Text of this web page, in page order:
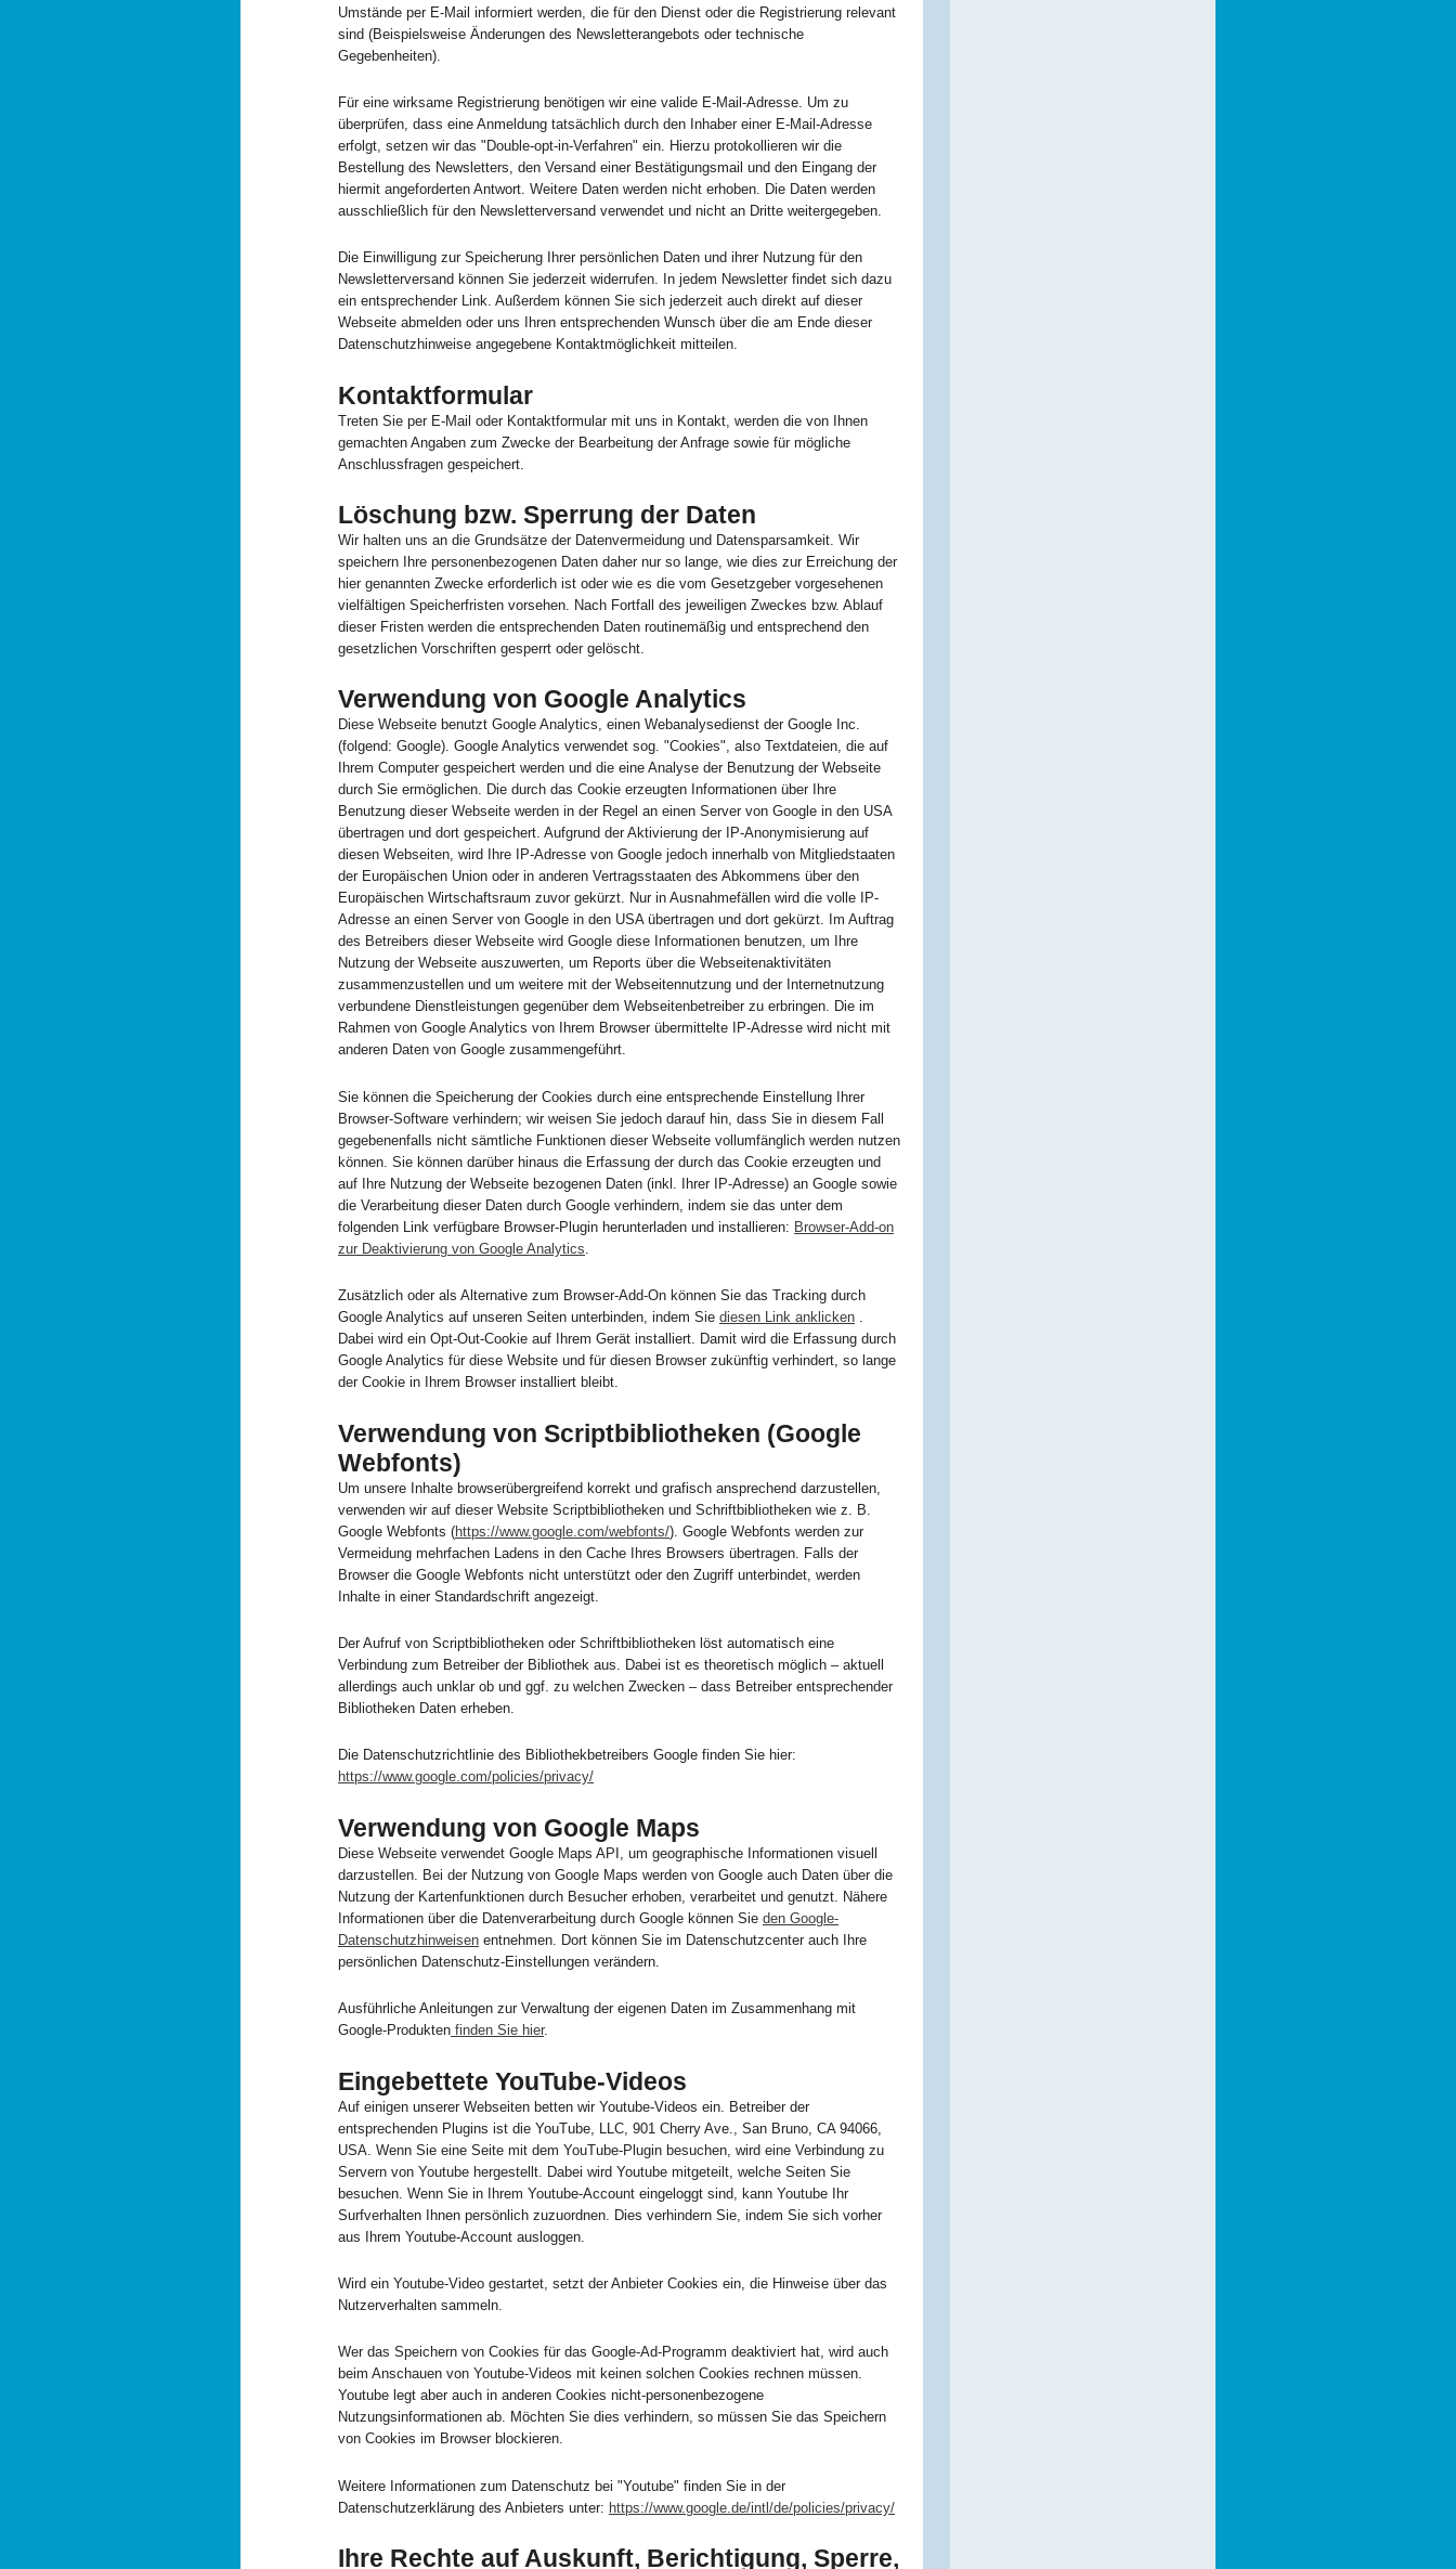
Umstände per E-Mail informiert werden, die für den Dienst oder die Registrierung relevant
sind (Beispielsweise Änderungen des Newsletterangebots oder technische
Gegebenheiten).
Für eine wirksame Registrierung benötigen wir eine valide E-Mail-Adresse. Um zu
überprüfen, dass eine Anmeldung tatsächlich durch den Inhaber einer E-Mail-Adresse
erfolgt, setzen wir das "Double-opt-in-Verfahren" ein. Hierzu protokollieren wir die
Bestellung des Newsletters, den Versand einer Bestätigungsmail und den Eingang der
hiermit angeforderten Antwort. Weitere Daten werden nicht erhoben. Die Daten werden
ausschließlich für den Newsletterversand verwendet und nicht an Dritte weitergegeben.
Die Einwilligung zur Speicherung Ihrer persönlichen Daten und ihrer Nutzung für den
Newsletterversand können Sie jederzeit widerrufen. In jedem Newsletter findet sich dazu
ein entsprechender Link. Außerdem können Sie sich jederzeit auch direkt auf dieser
Webseite abmelden oder uns Ihren entsprechenden Wunsch über die am Ende dieser
Datenschutzhinweise angegebene Kontaktmöglichkeit mitteilen.
Kontaktformular
Treten Sie per E-Mail oder Kontaktformular mit uns in Kontakt, werden die von Ihnen
gemachten Angaben zum Zwecke der Bearbeitung der Anfrage sowie für mögliche
Anschlussfragen gespeichert.
Löschung bzw. Sperrung der Daten
Wir halten uns an die Grundsätze der Datenvermeidung und Datensparsamkeit. Wir
speichern Ihre personenbezogenen Daten daher nur so lange, wie dies zur Erreichung der
hier genannten Zwecke erforderlich ist oder wie es die vom Gesetzgeber vorgesehenen
vielfältigen Speicherfristen vorsehen. Nach Fortfall des jeweiligen Zweckes bzw. Ablauf
dieser Fristen werden die entsprechenden Daten routinemäßig und entsprechend den
gesetzlichen Vorschriften gesperrt oder gelöscht.
Verwendung von Google Analytics
Diese Webseite benutzt Google Analytics, einen Webanalysedienst der Google Inc.
(folgend: Google). Google Analytics verwendet sog. "Cookies", also Textdateien, die auf
Ihrem Computer gespeichert werden und die eine Analyse der Benutzung der Webseite
durch Sie ermöglichen. Die durch das Cookie erzeugten Informationen über Ihre
Benutzung dieser Webseite werden in der Regel an einen Server von Google in den USA
übertragen und dort gespeichert. Aufgrund der Aktivierung der IP-Anonymisierung auf
diesen Webseiten, wird Ihre IP-Adresse von Google jedoch innerhalb von Mitgliedstaaten
der Europäischen Union oder in anderen Vertragsstaaten des Abkommens über den
Europäischen Wirtschaftsraum zuvor gekürzt. Nur in Ausnahmefällen wird die volle IP-
Adresse an einen Server von Google in den USA übertragen und dort gekürzt. Im Auftrag
des Betreibers dieser Webseite wird Google diese Informationen benutzen, um Ihre
Nutzung der Webseite auszuwerten, um Reports über die Webseitenaktivitäten
zusammenzustellen und um weitere mit der Webseitennutzung und der Internetnutzung
verbundene Dienstleistungen gegenüber dem Webseitenbetreiber zu erbringen. Die im
Rahmen von Google Analytics von Ihrem Browser übermittelte IP-Adresse wird nicht mit
anderen Daten von Google zusammengeführt.
Sie können die Speicherung der Cookies durch eine entsprechende Einstellung Ihrer
Browser-Software verhindern; wir weisen Sie jedoch darauf hin, dass Sie in diesem Fall
gegebenenfalls nicht sämtliche Funktionen dieser Webseite vollumfänglich werden nutzen
können. Sie können darüber hinaus die Erfassung der durch das Cookie erzeugten und
auf Ihre Nutzung der Webseite bezogenen Daten (inkl. Ihrer IP-Adresse) an Google sowie
die Verarbeitung dieser Daten durch Google verhindern, indem sie das unter dem
folgenden Link verfügbare Browser-Plugin herunterladen und installieren: Browser-Add-on
zur Deaktivierung von Google Analytics
Zusätzlich oder als Alternative zum Browser-Add-On können Sie das Tracking durch
Google Analytics auf unseren Seiten unterbinden, indem Sie diesen Link anklicken .
Dabei wird ein Opt-Out-Cookie auf Ihrem Gerät installiert. Damit wird die Erfassung durch
Google Analytics für diese Website und für diesen Browser zukünftig verhindert, so lange
der Cookie in Ihrem Browser installiert bleibt.
Verwendung von Scriptbibliotheken (Google
Webfonts)
Um unsere Inhalte browserübergreifend korrekt und grafisch ansprechend darzustellen,
verwenden wir auf dieser Website Scriptbibliotheken und Schriftbibliotheken wie z. B.
Google Webfonts (https://www.google.com/webfonts/). Google Webfonts werden zur
Vermeidung mehrfachen Ladens in den Cache Ihres Browsers übertragen. Falls der
Browser die Google Webfonts nicht unterstützt oder den Zugriff unterbindet, werden
Inhalte in einer Standardschrift angezeigt.
Der Aufruf von Scriptbibliotheken oder Schriftbibliotheken löst automatisch eine
Verbindung zum Betreiber der Bibliothek aus. Dabei ist es theoretisch möglich – aktuell
allerdings auch unklar ob und ggf. zu welchen Zwecken – dass Betreiber entsprechender
Bibliotheken Daten erheben.
Die Datenschutzrichtlinie des Bibliothekbetreibers Google finden Sie hier:
https://www.google.com/policies/privacy/
Verwendung von Google Maps
Diese Webseite verwendet Google Maps API, um geographische Informationen visuell
darzustellen. Bei der Nutzung von Google Maps werden von Google auch Daten über die
Nutzung der Kartenfunktionen durch Besucher erhoben, verarbeitet und genutzt. Nähere
Informationen über die Datenverarbeitung durch Google können Sie den Google-
Datenschutzhinweisen entnehmen. Dort können Sie im Datenschutzcenter auch Ihre
persönlichen Datenschutz-Einstellungen verändern.
Ausführliche Anleitungen zur Verwaltung der eigenen Daten im Zusammenhang mit
Google-Produkten finden Sie hier.
Eingebettete YouTube-Videos
Auf einigen unserer Webseiten betten wir Youtube-Videos ein. Betreiber der
entsprechenden Plugins ist die YouTube, LLC, 901 Cherry Ave., San Bruno, CA 94066,
USA. Wenn Sie eine Seite mit dem YouTube-Plugin besuchen, wird eine Verbindung zu
Servern von Youtube hergestellt. Dabei wird Youtube mitgeteilt, welche Seiten Sie
besuchen. Wenn Sie in Ihrem Youtube-Account eingeloggt sind, kann Youtube Ihr
Surfverhalten Ihnen persönlich zuzuordnen. Dies verhindern Sie, indem Sie sich vorher
aus Ihrem Youtube-Account ausloggen.
Wird ein Youtube-Video gestartet, setzt der Anbieter Cookies ein, die Hinweise über das
Nutzerverhalten sammeln.
Wer das Speichern von Cookies für das Google-Ad-Programm deaktiviert hat, wird auch
beim Anschauen von Youtube-Videos mit keinen solchen Cookies rechnen müssen.
Youtube legt aber auch in anderen Cookies nicht-personenbezogene
Nutzungsinformationen ab. Möchten Sie dies verhindern, so müssen Sie das Speichern
von Cookies im Browser blockieren.
Weitere Informationen zum Datenschutz bei "Youtube" finden Sie in der
Datenschutzerklärung des Anbieters unter: https://www.google.de/intl/de/policies/privacy/
Ihre Rechte auf Auskunft, Berichtigung, Sperre,